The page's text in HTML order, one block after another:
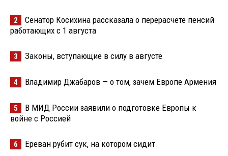
2
Сенатор Косихина рассказала о перерасчете пенсий
работающих с 1 августа
3 Законы, вступающие в силу в августе
4 Владимир Джабаров — о том, зачем Европе Армения
5
В МИД России заявили о подготовке Европы к
войне с Россией
6 Ереван рубит сук, на котором сидит